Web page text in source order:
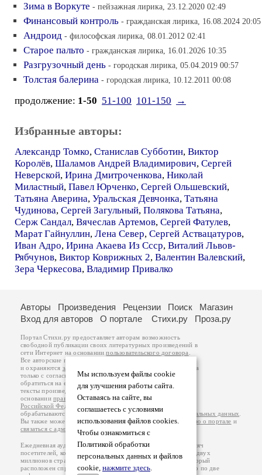
Зима в Воркуте - пейзажная лирика, 23.12.2020 02:49
Финансовый контроль - гражданская лирика, 16.08.2024 20:05
Андроид - философская лирика, 08.01.2012 02:41
Старое пальто - гражданская лирика, 16.01.2026 10:35
Разгрузочный день - городская лирика, 05.04.2019 00:57
Толстая балерина - городская лирика, 10.12.2011 00:08
продолжение: 1-50 51-100 101-150 →
Избранные авторы:
Александр Томко, Станислав Субботин, Виктор
Королёв, Шаламов Андрей Владимирович, Сергей
Неверской, Ирина Дмитроченкова, Николай
Миластный, Павел Юрченко, Сергей Ольшевский,
Татьяна Аверина, Уральская Девчонка, Татьяна
Чудинова, Сергей Загульный, Полякова Татьяна,
Серж Сандал, Вячеслав Артемов, Сергей Фатулев,
Марат Гайнуллин, Лена Север, Сергей Аствацатуров,
Иван Адро, Ирина Акаева Из Ссср, Виталий Львов-
Рябчунов, Виктор Коврижных 2, Валентин Валевский,
Зера Черкесова, Владимир Привалко
Мы используем файлы cookie
для улучшения работы сайта.
Оставаясь на сайте, вы
соглашаетесь с условиями
использования файлов cookies.
Чтобы ознакомиться с
Политикой обработки
персональных данных и файлов
cookie, нажмите здесь.
Авторы Произведения Рецензии Поиск
Магазин
Вход для авторов
О портале Стихи.ру Проза.ру
Портал Стихи.ру предоставляет авторам возможность
свободной публикации своих литературных произведений в
сети Интернет на основаниипользовательского договора
Все авторские права на произведения принадлежат авторам
и охраняются законом
. Перепечатка произведений возможна
только с согласия его автора, к которому вы можете
обратиться на его авторской странице. Ответственность за
тексты произведений авторы несут самостоятельно на
основанииправил публикацииизаконодательства
Российской Федерации
обрабатываются на основанииПолитики обработки персональных данных
Вы также можете посмотреть более подробнуюинформацию о портале и
связаться с администрацией
Ежедневная аудитория портала Стихи.ру – порядка 200 тысяч
посетителей, которые в общей сумме просматривают более двух
миллионов страниц по данным счетчика посещаемости, который
расположен справа от этого текста. В каждой графе указано по две